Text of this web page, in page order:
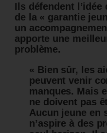
Ils défendent
de la « garantie
un
apporte une
problème.
« Bien sûr, les
peuvent venir
manques. Mais
ne doivent pas
Aucun jeune en
n’aspire à des